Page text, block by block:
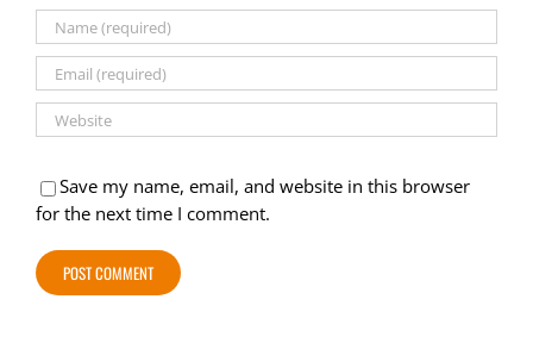
Save my name, email, and website in this browser
for the next time I comment.